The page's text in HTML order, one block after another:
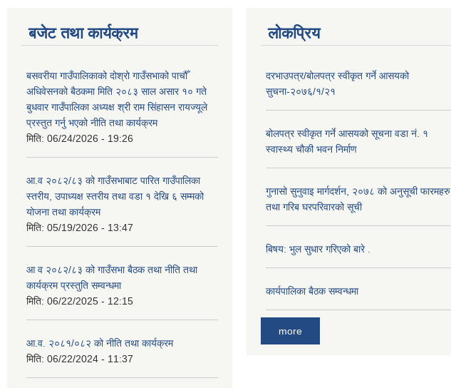
बजेट तथा कार्यक्रम
बसवरीया गाउँपालिकाको दोश्रो गाउँसभाको पाचौँ
अधिवेसनको बैठकमा मिति २०८३ साल असार १० गते
बुधवार गाउँपालिका अध्यक्ष श्री राम सिंहासन रायज्यूले
प्रस्तुत गर्नु भएको नीति तथा कार्यक्रम
मिति: 06/24/2026 - 19:26
आ.व २०८२/८३ को गाउँसभाबाट पारित गाउँपालिका
स्तरीय, उपाध्यक्ष स्तरीय तथा वडा १ देखि ६ सम्मको
योजना तथा कार्यक्रम
मिति: 05/19/2026 - 13:47
आ व २०८२/८३ को गाउँसभा बैठक तथा नीति तथा
कार्यक्रम प्रस्तुति सम्वन्धमा
मिति: 06/22/2025 - 12:15
आ.व. २०८१/०८२ को नीति तथा कार्यक्रम
मिति: 06/22/2024 - 11:37
लोकप्रिय
दरभाउपत्र/बोलपत्र स्वीकृत गर्ने आसयको
सुचना-२०७६/१/२१
बोलपत्र स्वीकृत गर्ने आसयको सूचना वडा नं. १
स्वास्थ्य चौकी भवन निर्माण
गुनासो सुनुवाइ मार्गदर्शन, २०७८ को अनुसूची फारमहरु
तथा गरिब घरपरिवारको सूची
बिषय: भुल सुधार गरिएको बारे .
कार्यपालिका बैठक सम्वन्धमा
more